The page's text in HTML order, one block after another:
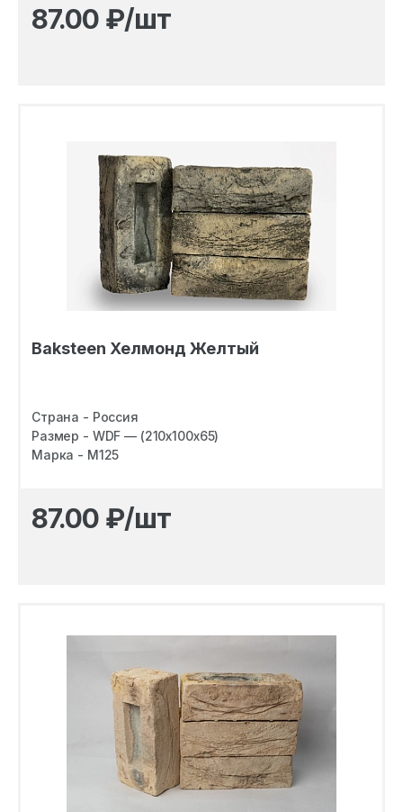
87.00 ₽/шт
Baksteen Хелмонд Желтый
Страна - Россия
Размер - WDF — (210х100х65)
Марка - M125
87.00 ₽/шт